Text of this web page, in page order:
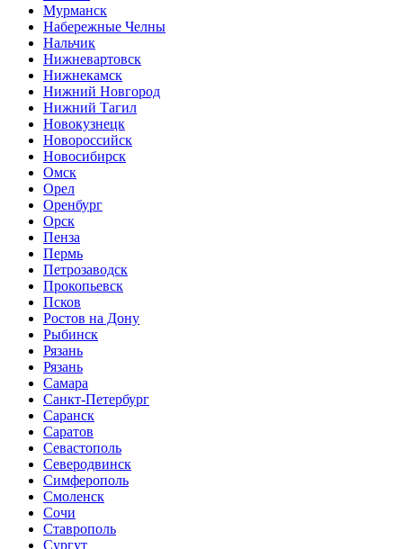
Мурманск
Набережные Челны
Нальчик
Нижневартовск
Нижнекамск
Нижний Новгород
Нижний Тагил
Новокузнецк
Новороссийск
Новосибирск
Омск
Орел
Оренбург
Орск
Пенза
Пермь
Петрозаводск
Прокопьевск
Псков
Ростов на Дону
Рыбинск
Рязань
Рязань
Самара
Санкт-Петербург
Саранск
Саратов
Севастополь
Северодвинск
Симферополь
Смоленск
Сочи
Ставрополь
Сургут